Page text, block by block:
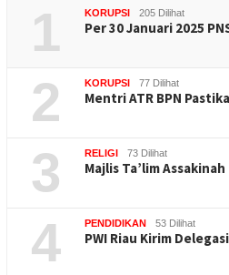
1 KORUPSI 205 Dilihat
Per 30 Januari 2025
2 KORUPSI 77 Dilihat
Mentri ATR BPN
3 RELIGI 73 Dilihat
Majlis Ta’lim
4 PENDIDIKAN 53 Dilihat
PWI Riau Kirim